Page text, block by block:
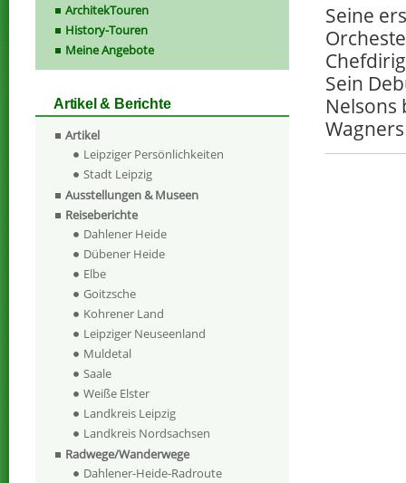
Seine
Sein
Nelsons
ArchitekTouren
History-Touren
Meine Angebote
Artikel & Berichte
Artikel
Leipziger Persönlichkeiten
Stadt Leipzig
Ausstellungen & Museen
Reiseberichte
Dahlener Heide
Dübener Heide
Elbe
Goitzsche
Kohrener Land
Leipziger Neuseenland
Muldetal
Saale
Weiße Elster
Landkreis Leipzig
Landkreis Nordsachsen
Radwege/Wanderwege
Dahlener-Heide-Radroute